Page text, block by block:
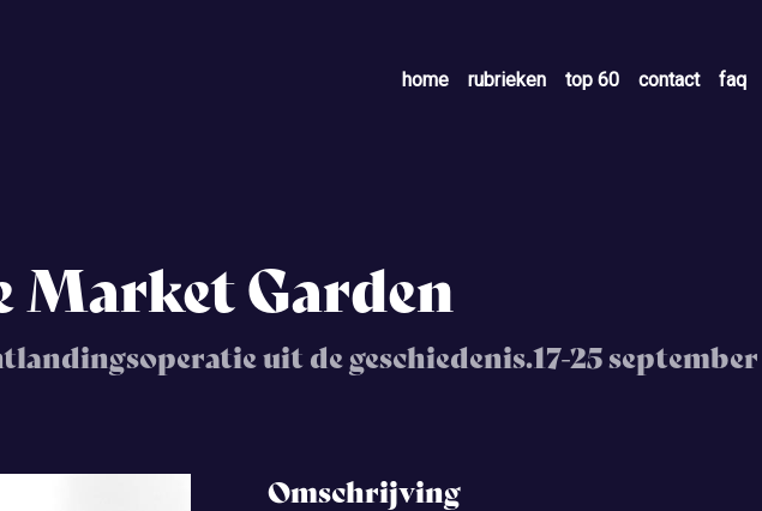
home rubrieken top 60 contact faq
Market Garden
uit de geschiedenis.17-25 september
Omschrijving